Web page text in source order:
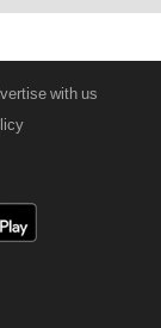
with us